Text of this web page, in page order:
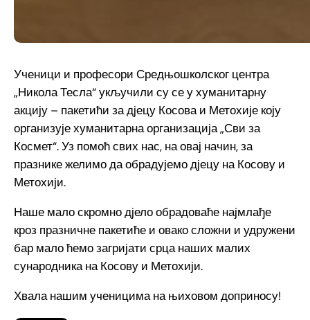
Ученици и професори Средњошколског центра
„Никола Тесла“ укључили су се у хуманитарну
акцију – пакетићи за дјецу Косова и Метохије коју
организује хуманитарна организација „Сви за
Космет“. Уз помоћ свих нас, на овај начин, за
празнике желимо да обрадујемо дјецу на Косову и
Метохији.
Наше мало скромно дјело обрадоваће најмлађе
кроз празничне пакетиће и овако сложни и удружени
бар мало ћемо загријати срца наших малих
сународника на Косову и Метохији.
Хвала нашим ученицима на њиховом доприносу!